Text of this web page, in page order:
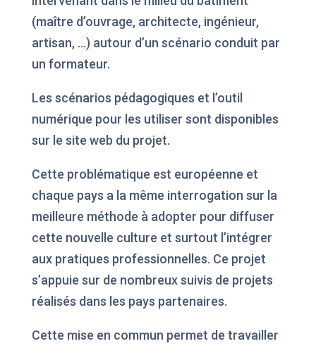
(maître d’ouvrage, architecte, ingénieur,
artisan, …) autour d’un scénario conduit par
un formateur.
Les scénarios pédagogiques et l’outil
numérique pour les utiliser sont disponibles
sur le site web du projet.
Cette problématique est européenne et
chaque pays a la même interrogation sur la
meilleure méthode à adopter pour diffuser
cette nouvelle culture et surtout l’intégrer
aux pratiques professionnelles. Ce projet
s’appuie sur de nombreux suivis de projets
réalisés dans les pays partenaires.
Cette mise en commun permet de travailler